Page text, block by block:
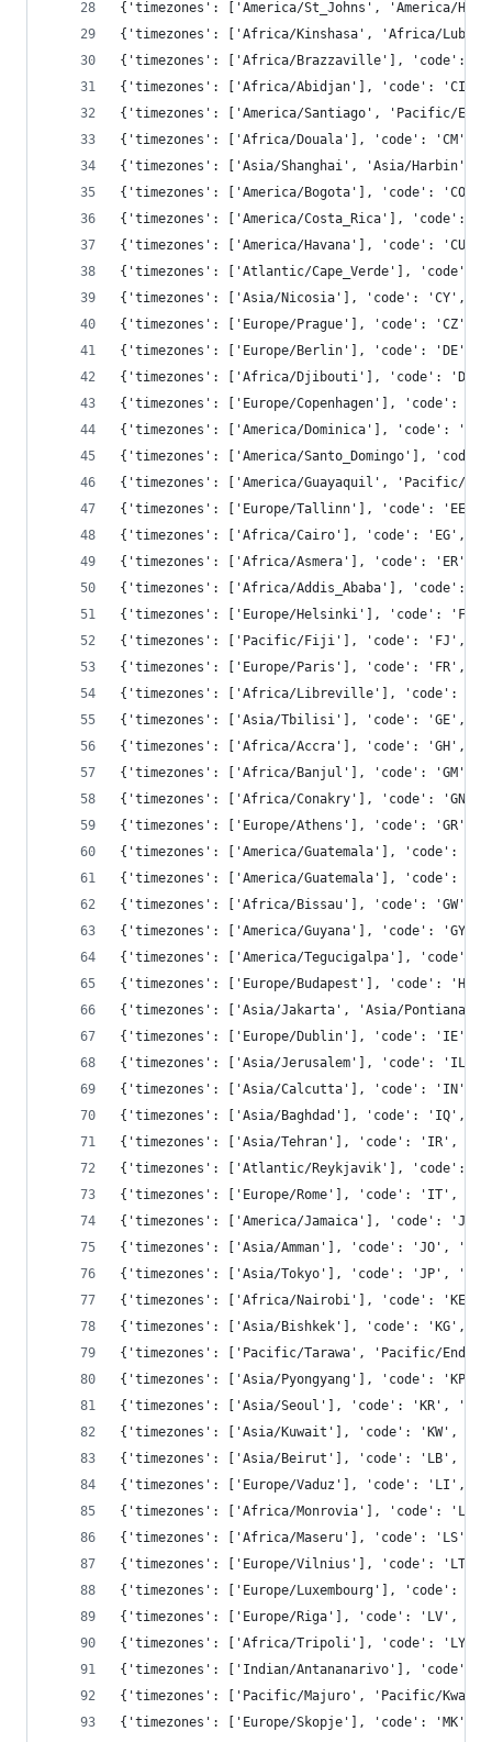
{'timezones': ['America/St_Johns', 'America/
{'timezones': ['Africa/Kinshasa', 'Africa/
{'timezones': ['Africa/Brazzaville'], 'code':
{'timezones': ['Africa/Abidjan'], 'code': 'CI',
{'timezones': ['America/Santiago', 'Pacific/
{'timezones': ['Africa/Douala'], 'code': 'CM',
{'timezones': ['Asia/Shanghai', 'Asia/
{'timezones': ['America/Bogota'], 'code':
{'timezones': ['America/Costa_Rica'], 'code':
{'timezones': ['America/Havana'], 'code':
{'timezones': ['Atlantic/Cape_Verde'],
{'timezones': ['Asia/Nicosia'], 'code': 'CY',
{'timezones': ['Europe/Prague'], 'code': 'CZ',
{'timezones': ['Europe/Berlin'], 'code': 'DE',
{'timezones': ['Africa/Djibouti'], 'code':
{'timezones': ['Europe/Copenhagen'], 'code':
{'timezones': ['America/Dominica'], 'code':
{'timezones': ['America/Santo_Domingo'],
{'timezones': ['America/Guayaquil', 'Pacific/
{'timezones': ['Europe/Tallinn'], 'code':
{'timezones': ['Africa/Cairo'], 'code': 'EG',
{'timezones': ['Africa/Asmera'], 'code':
{'timezones': ['Africa/Addis_Ababa'],
{'timezones': ['Europe/Helsinki'], 'code':
{'timezones': ['Pacific/Fiji'], 'code': 'FJ',
{'timezones': ['Europe/Paris'], 'code': 'FR',
{'timezones': ['Africa/Libreville'], 'code':
{'timezones': ['Asia/Tbilisi'], 'code': 'GE',
{'timezones': ['Africa/Accra'], 'code': 'GH',
{'timezones': ['Africa/Banjul'], 'code': 'GM',
{'timezones': ['Africa/Conakry'], 'code':
{'timezones': ['Europe/Athens'], 'code':
{'timezones': ['America/Guatemala'], 'code':
{'timezones': ['America/Guatemala'], 'code':
{'timezones': ['Africa/Bissau'], 'code': 'GW',
{'timezones': ['America/Guyana'], 'code':
{'timezones': ['America/Tegucigalpa'],
{'timezones': ['Europe/Budapest'], 'code':
{'timezones': ['Asia/Jakarta', 'Asia/
{'timezones': ['Europe/Dublin'], 'code': 'IE',
{'timezones': ['Asia/Jerusalem'], 'code':
{'timezones': ['Asia/Calcutta'], 'code': 'IN',
{'timezones': ['Asia/Baghdad'], 'code': 'IQ',
{'timezones': ['Asia/Tehran'], 'code': 'IR',
{'timezones': ['Atlantic/Reykjavik'], 'code':
{'timezones': ['Europe/Rome'], 'code': 'IT',
{'timezones': ['America/Jamaica'], 'code':
{'timezones': ['Asia/Amman'], 'code': 'JO',
{'timezones': ['Asia/Tokyo'], 'code': 'JP',
{'timezones': ['Africa/Nairobi'], 'code':
{'timezones': ['Asia/Bishkek'], 'code': 'KG',
{'timezones': ['Pacific/Tarawa', 'Pacific/
{'timezones': ['Asia/Pyongyang'], 'code':
{'timezones': ['Asia/Seoul'], 'code': 'KR',
{'timezones': ['Asia/Kuwait'], 'code': 'KW',
{'timezones': ['Asia/Beirut'], 'code': 'LB',
{'timezones': ['Europe/Vaduz'], 'code': 'LI',
{'timezones': ['Africa/Monrovia'], 'code':
{'timezones': ['Africa/Maseru'], 'code': 'LS',
{'timezones': ['Europe/Vilnius'], 'code':
{'timezones': ['Europe/Luxembourg'], 'code':
{'timezones': ['Europe/Riga'], 'code': 'LV',
{'timezones': ['Africa/Tripoli'], 'code':
{'timezones': ['Indian/Antananarivo'], 'code':
{'timezones': ['Pacific/Majuro', 'Pacific/
{'timezones': ['Europe/Skopje'], 'code': 'MK',